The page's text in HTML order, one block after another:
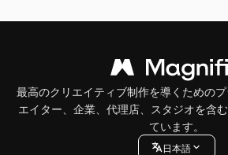
最高のクリエイティブ制作を導くための
エイター、企業、代理店、スタジオを含
ています。
日本語